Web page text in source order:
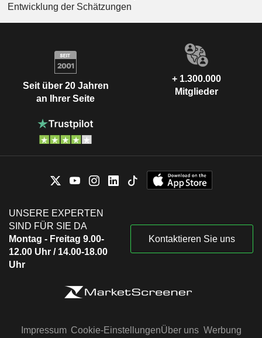
Entwicklung der Schätzungen
Seit über 20 Jahren
an Ihrer Seite
+ 1.300.000
Mitglieder
UNSERE EXPERTEN
SIND FÜR SIE DA
Montag - Freitag 9.00-
12.00 Uhr / 14.00-18.00
Uhr
Kontaktieren Sie uns
Impressum Cookie-EinstellungenÜber uns Werbung